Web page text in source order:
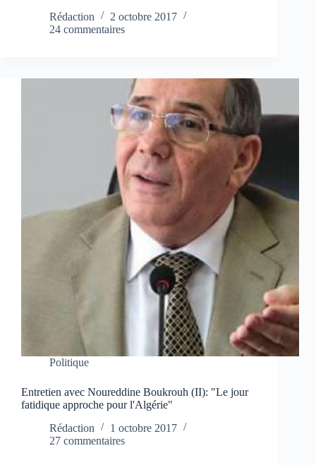
Rédaction
2 octobre 2017
24 commentaires
Politique
Entretien avec Noureddine Boukrouh (II): "Le jour
fatidique approche pour l'Algérie"
Rédaction
1 octobre 2017
27 commentaires